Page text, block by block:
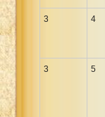
3 4
3 5